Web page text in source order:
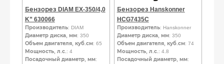
Бензорез DIAM EX-350/4,0
K” 630066
Производитель: DIAM
Диаметр диска, мм: 350
Объем двигателя, куб.см: 65
Мощность, л.с. : 4
Посадочный диаметр, мм:
Бензорез Hanskonner
HCG7435C
Производитель: Hanskonner
Диаметр диска, мм: 350
Объем двигателя, куб.см: 74
Мощность, л.с. : 4.8
Посадочный диаметр, мм: